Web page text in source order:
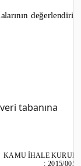
tabanına
KAMU İHALE
:2015/005